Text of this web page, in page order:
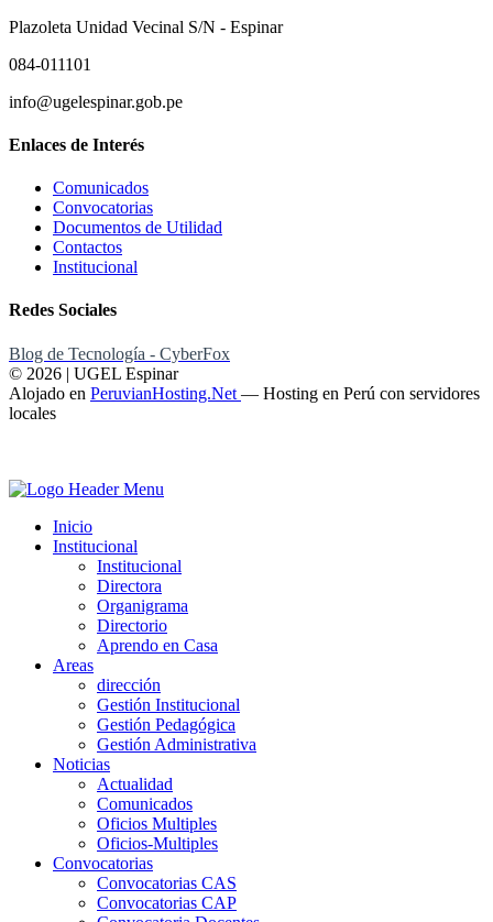
Plazoleta Unidad Vecinal S/N - Espinar
084-011101
info@ugelespinar.gob.pe
Enlaces de Interés
Comunicados
Convocatorias
Documentos de Utilidad
Contactos
Institucional
Redes Sociales
Blog de Tecnología - CyberFox
© 2026 | UGEL Espinar
Alojado en PeruvianHosting.Net — Hosting en Perú con servidores
locales
Inicio
Institucional
Institucional
Directora
Organigrama
Directorio
Aprendo en Casa
Areas
dirección
Gestión Institucional
Gestión Pedagógica
Gestión Administrativa
Noticias
Actualidad
Comunicados
Oficios Multiples
Oficios-Multiples
Convocatorias
Convocatorias CAS
Convocatorias CAP